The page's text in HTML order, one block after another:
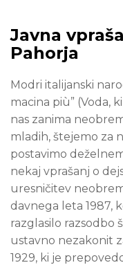
Javna
Pahorja
Modri italijanski
macina più” (Voda,
nas zanima
mladih, štejemo za
postavimo
nekaj vprašanj o
uresničitev
davnega leta 1987,
razglasilo razsodbo
ustavno nezakonit
1929, ki je